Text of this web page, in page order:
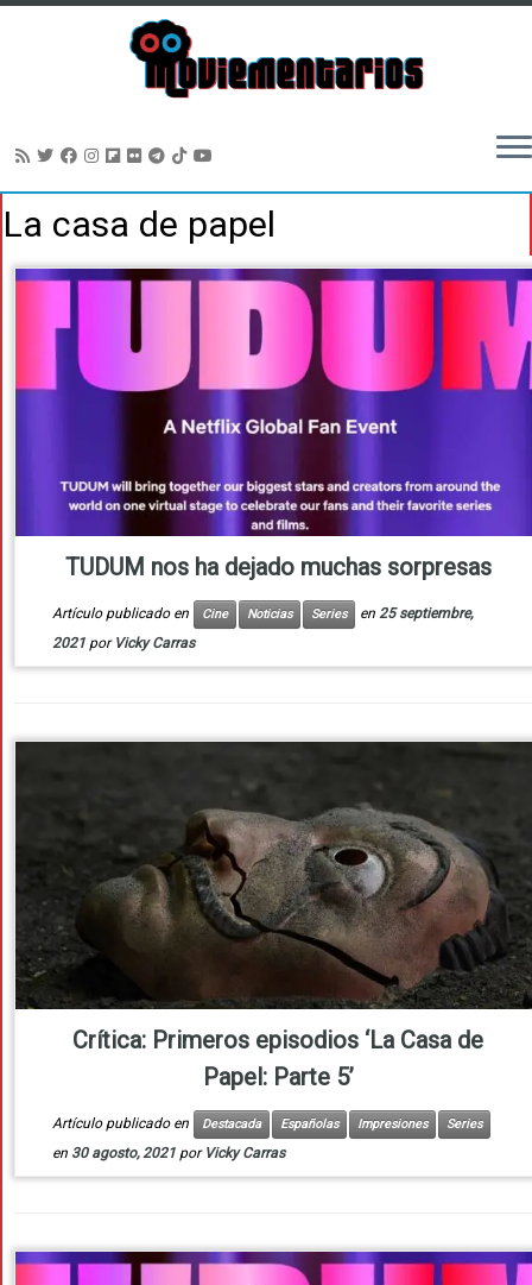
alLa casa de papel
TUDUM nos ha dejado muchas sorpresas
Artículo publicado en Cine Noticias Series en 25 septiembre,
2021 por Vicky Carras
Crítica: Primeros episodios ‘La Casa de
Papel: Parte 5’
Artículo publicado en Destacada Españolas Impresiones Series
en 30 agosto, 2021 por Vicky Carras